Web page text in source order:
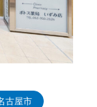
古屋市